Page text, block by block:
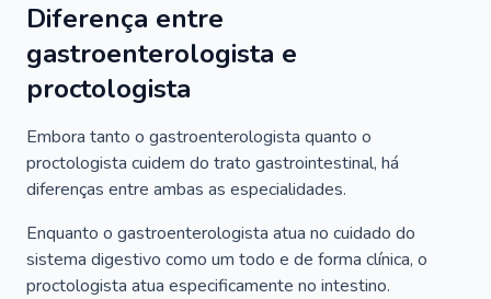
Diferença entre
gastroenterologista e
proctologista
Embora tanto o gastroenterologista quanto o
proctologista cuidem do trato gastrointestinal, há
diferenças entre ambas as especialidades.
Enquanto o gastroenterologista atua no cuidado do
sistema digestivo como um todo e de forma clínica, o
proctologista atua especificamente no intestino.